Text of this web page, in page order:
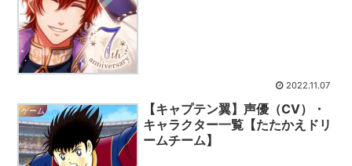
2022.11.07
ゲーム
【キャプテン翼】声優（CV）・
キャラクター一覧【たたかえドリ
ームチーム】